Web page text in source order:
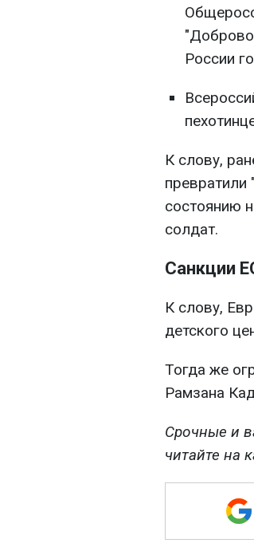
России
К слову,
превратили
состоянию
солдат.
Санкции
К слову,
детского
Тогда же
Рамзана
Срочные и
читайте на